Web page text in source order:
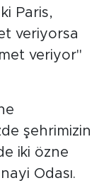
Paris,
veriyorsa
veriyor"
şehrimizin
iki özne
Odası.